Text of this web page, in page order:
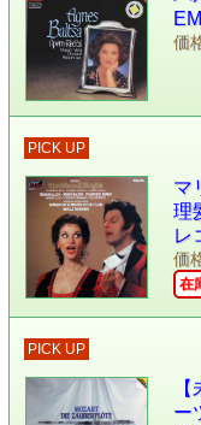
価
PICK UP
マ
理
レ
価
在
PICK UP
ー